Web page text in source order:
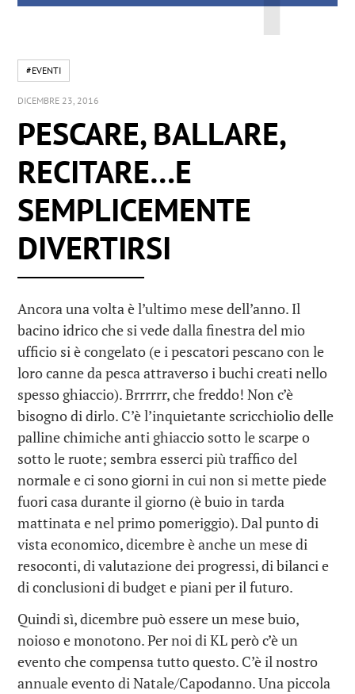
#EVENTI
DICEMBRE 23, 2016
PESCARE, BALLARE,
RECITARE…E
SEMPLICEMENTE
DIVERTIRSI
Ancora una volta è l’ultimo mese dell’anno. Il
bacino idrico che si vede dalla finestra del mio
ufficio si è congelato (e i pescatori pescano con le
loro canne da pesca attraverso i buchi creati nello
spesso ghiaccio). Brrrrrr, che freddo! Non c’è
bisogno di dirlo. C’è l’inquietante scricchiolio delle
palline chimiche anti ghiaccio sotto le scarpe o
sotto le ruote; sembra esserci più traffico del
normale e ci sono giorni in cui non si mette piede
fuori casa durante il giorno (è buio in tarda
mattinata e nel primo pomeriggio). Dal punto di
vista economico, dicembre è anche un mese di
resoconti, di valutazione dei progressi, di bilanci e
di conclusioni di budget e piani per il futuro.
Quindi sì, dicembre può essere un mese buio,
noioso e monotono. Per noi di KL però c’è un
evento che compensa tutto questo. C’è il nostro
annuale evento di Natale/Capodanno. Una piccola